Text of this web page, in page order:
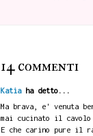
14 commenti
Katiaha detto...
Ma brava, e' venuta
mai cucinato il
E che carino pure il